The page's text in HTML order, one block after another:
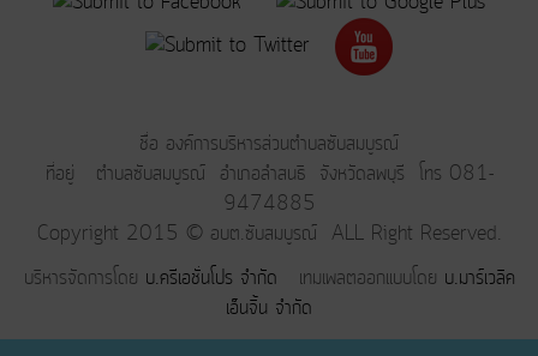
ชื่อ องค์การบริหารส่วนตำบลซับสมบูรณ์
ที่อยู่ ตำบลซับสมบูรณ์ อำเภอลำสนธิ จังหวัดลพบุรี โทร 081-
9474885
Copyright 2015 © อบต.ซับสมบูรณ์ ALL Right Reserved.
บริหารจัดการโดย บ.ครีเอชั่นโปร จำกัด เทมเพลตออกแบบโดย บ.มาร์เวลิค
เอ็นจิ้น จำกัด